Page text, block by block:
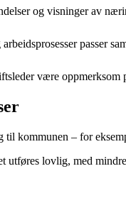
og visninger av
passer
være oppmerksom
kommunen – for
utføres lovlig, med